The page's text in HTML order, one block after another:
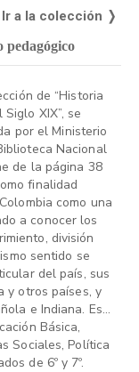
Ir a la colección ❭
pedagógico
de “Historia
XIX”, se
por el Ministerio
Nacional
de la página 38
finalidad
como una
a conocer los
división
sentido se
del país, sus
y otros países, y
e Indiana. Está
Básica,
Sociales, Política
de 6º y 7º.